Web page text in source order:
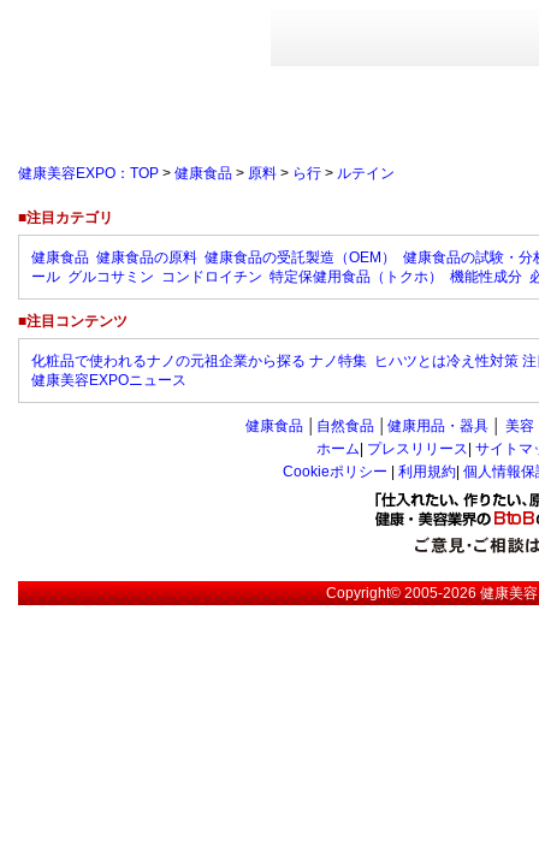
健康美容EXPO：TOP > 健康食品 > 原料 > ら行 > ルテイン
■注目カテゴリ
健康食品 健康食品の原料 健康食品の受託製造（OEM）
健康食品の試験・分
ール グルコサミン コンドロイチン 特定保健用食品（トクホ） 機能性成分
■注目コンテンツ
化粧品で使われるナノの元祖企業から探る ナノ特集 ヒハツとは冷え性対策
健康美容EXPOニュース
健康食品 自然食品 健康用品・器具 美容
ホーム プレスリリース サイトマ
Cookieポリシー
利用規約 個人情報
Copyright© 2005-2026健康美